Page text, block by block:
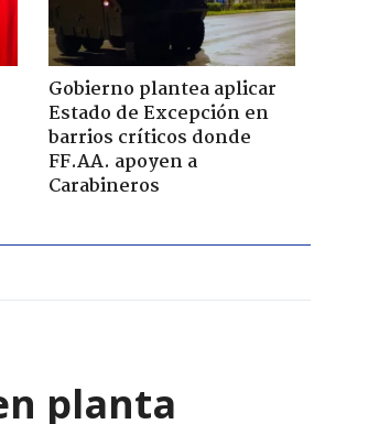
Gobierno plantea aplicar
Estado de Excepción en
barrios críticos donde
FF.AA. apoyen a
Carabineros
planta